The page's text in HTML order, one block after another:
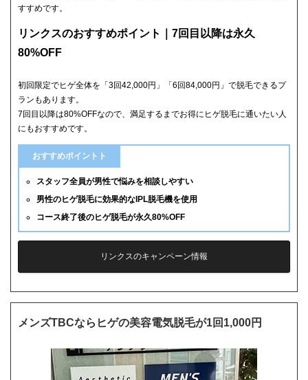
すすめです。
リンクスのおすすめポイント｜7回目以降は永久
80%OFF
初回限定でヒゲ全体を「3回42,000円」「6回84,000円」で脱毛できるプ
ランもあります。
7回目以降は80%OFFなので、満足するまでお得にヒゲ脱毛に通いたい人
にもおすすめです。
おすすめポイントト
スタッフ全員が男性で悩みを相談しやすい
男性のヒゲ脱毛に効果的なIPL脱毛機を使用
コース終了後のヒゲ脱毛が永久80%OFF
リンクスのキャンペーン情報
メンズTBCならヒゲの美容電気脱毛が1回1,000円